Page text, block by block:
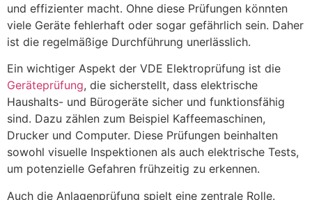
und effizienter macht. Ohne diese Prüfungen könnten
viele Geräte fehlerhaft oder sogar gefährlich sein. Daher
ist die regelmäßige Durchführung unerlässlich.
Ein wichtiger Aspekt der VDE Elektroprüfung ist die
Geräteprüfung, die sicherstellt, dass elektrische
Haushalts- und Bürogeräte sicher und funktionsfähig
sind. Dazu zählen zum Beispiel Kaffeemaschinen,
Drucker und Computer. Diese Prüfungen beinhalten
sowohl visuelle Inspektionen als auch elektrische Tests,
um potenzielle Gefahren frühzeitig zu erkennen.
Auch die Anlagenprüfung spielt eine zentrale Rolle.